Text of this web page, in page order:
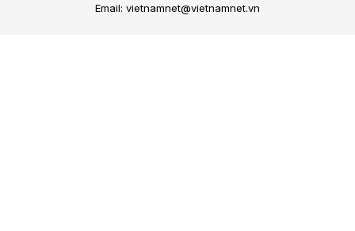
Email: vietnamnet@vietnamnet.vn